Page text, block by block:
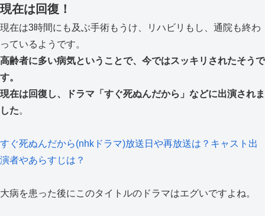
現在は回復！
現在は3時間にも及ぶ手術もうけ、リハビリもし、通院も終わ
っているようです。
高齢者に多い病気ということで、今ではスッキリされたそうで
す。
現在は回復し、ドラマ「すぐ死ぬんだから」などに出演されま
した。
すぐ死ぬんだから(nhkドラマ)放送日や再放送は？キャスト出
演者やあらすじは？
大病を患った後にこのタイトルのドラマはエグいですよね。